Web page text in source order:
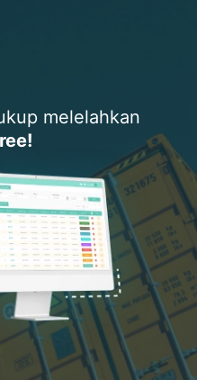
melelahkan